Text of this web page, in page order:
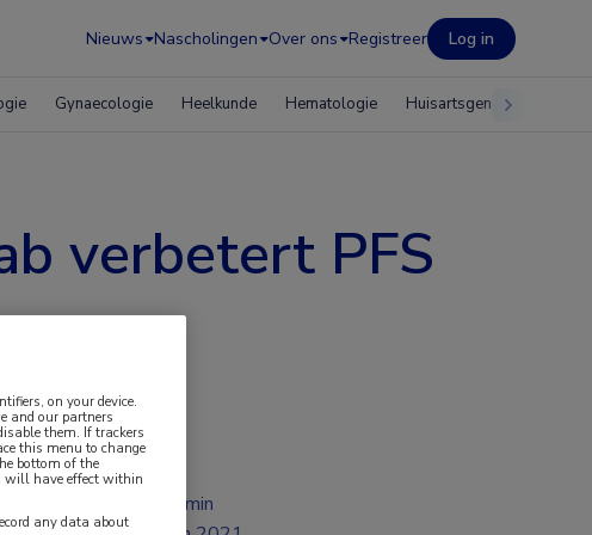
Nieuws Nascholingen Over ons Registreer Log in
Gynaecologie Heelkunde Hematologie Huisartsgeneeskunde
verbetert PFS
2 min
on your device.
and our partners
them. If trackers
this menu to change
bottom of the
will have effect within
any data about